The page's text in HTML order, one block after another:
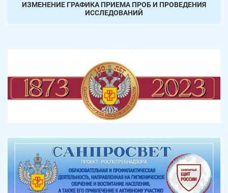
ИЗМЕНЕНИЕ ГРАФИКА ПРИЕМА ПРОБ И ПРОВЕДЕНИЯ
ИССЛЕДОВАНИЙ